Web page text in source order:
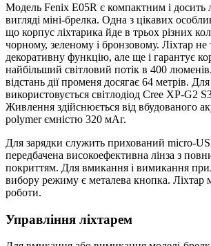
Модель Fenix E05R є компактним і досить
вигляді міні-брелка. Одна з цікавих
що корпус ліхтарика йде в трьох різних
чорному, зеленому і бронзовому. Ліхтар не
декоративну функцію, але ще і гарантує
найбільший світловий потік в 400
відстань дії променя досягає 64 метрів.
використовується світлодіод Cree XP-G2
Живлення здійснюється від вбудованого
polymer ємністю 320 мАг.
Для зарядки служить прихований micro-
передбачена високоефективна лінза з
покриттям. Для вмикання і вимикання
вибору режиму є металева кнопка. Ліхтар
роботи.
Управління ліхтарем